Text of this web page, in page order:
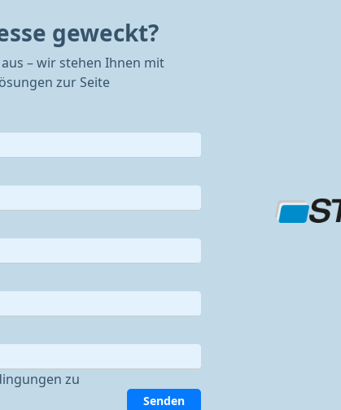
geweckt?
– wir stehen Ihnen mit
zur Seite
zu
Senden